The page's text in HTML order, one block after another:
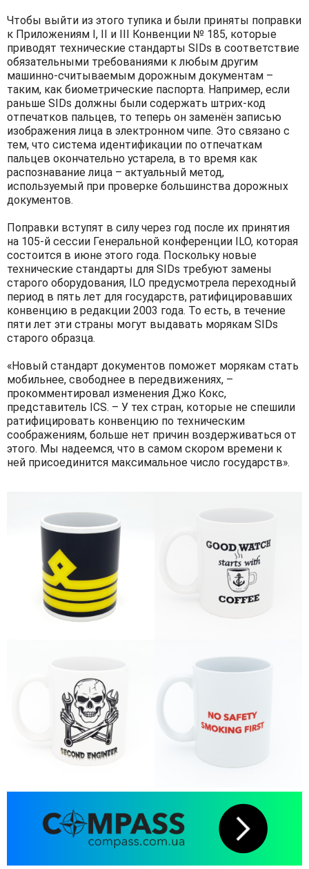
Чтобы выйти из этого тупика и были приняты поправки
к Приложениям I, II и III Конвенции № 185, которые
приводят технические стандарты SIDs в соответствие
обязательными требованиями к любым другим
машинно-считываемым дорожным документам –
таким, как биометрические паспорта. Например, если
раньше SIDs должны были содержать штрих-код
отпечатков пальцев, то теперь он заменён записью
изображения лица в электронном чипе. Это связано с
тем, что система идентификации по отпечаткам
пальцев окончательно устарела, в то время как
распознавание лица – актуальный метод,
используемый при проверке большинства дорожных
документов.
Поправки вступят в силу через год после их принятия
на 105-й сессии Генеральной конференции ILO, которая
состоится в июне этого года. Поскольку новые
технические стандарты для SIDs требуют замены
старого оборудования, ILO предусмотрела переходный
период в пять лет для государств, ратифицировавших
конвенцию в редакции 2003 года. То есть, в течение
пяти лет эти страны могут выдавать морякам SIDs
старого образца.
«Новый стандарт документов поможет морякам стать
мобильнее, свободнее в передвижениях, –
прокомментировал изменения Джо Кокс,
представитель ICS. – У тех стран, которые не спешили
ратифицировать конвенцию по техническим
соображениям, больше нет причин воздерживаться от
этого. Мы надеемся, что в самом скором времени к
ней присоединится максимальное число государств».